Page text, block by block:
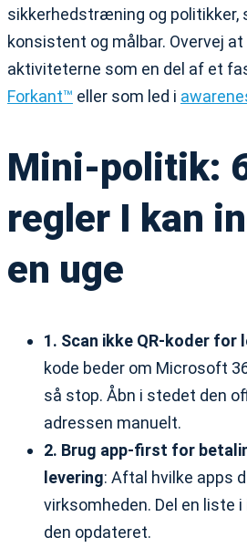
sikkerhedstræning og politikker,
konsistent og målbar. Overvej
aktiviteterne som en del af et
Forkant™ eller som led i
Mini-politik:
regler I kan
en uge
1. Scan ikke QR-koder for
kode beder om Microsoft
så stop. Åbn i stedet den
adressen manuelt.
2. Brug app-first for
levering: Aftal hvilke apps
virksomheden. Del en liste
den opdateret.